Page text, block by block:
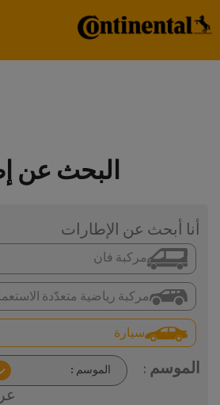
البحث عن
أنا أبحث عن الإطارات
سيارة
مركبة رياضية متعدّدة
مركبة فان
الموسم :